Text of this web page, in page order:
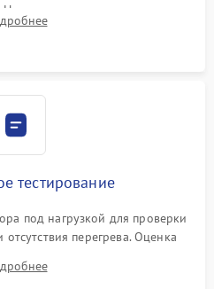
Надежное подключение всех
и закрытие корпуса
тестирование
под нагрузкой для проверки
перегрева. Оценка
цветопередачи на тестовых
всех видеовходов и кнопок